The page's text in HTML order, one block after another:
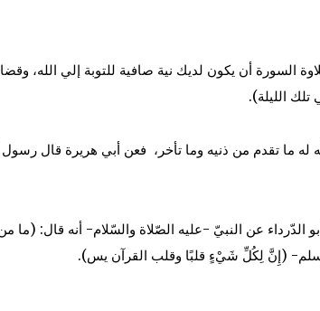
تلاوة السورة أن يكون لديك نية صافية للتوبة إلي
الليلة).
ما تقدم من ذنيه وما تأخر، فعن أبي هريرة قال